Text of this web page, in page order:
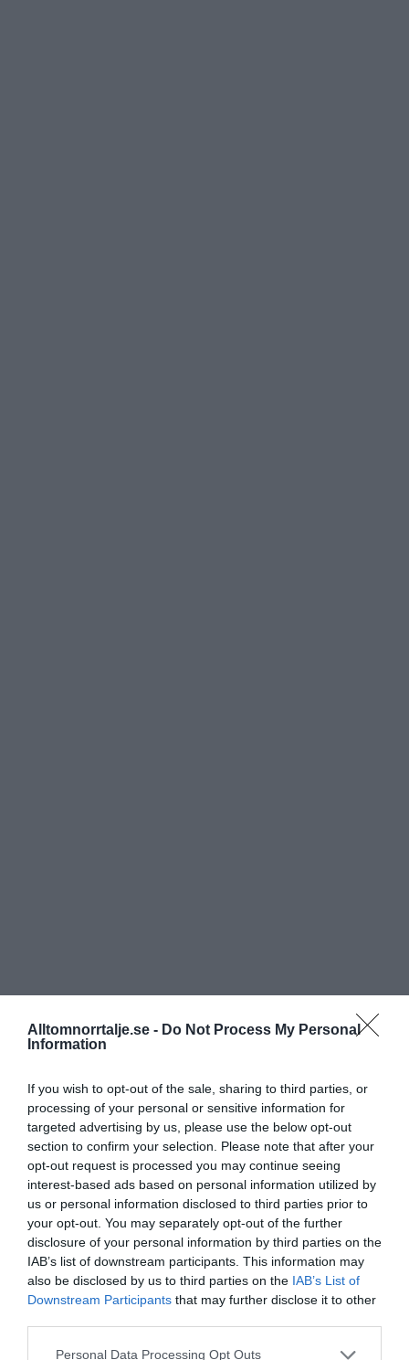
Alltomnorrtalje.se - Do Not Process My Personal
Information
If you wish to opt-out of the sale, sharing to third parties, or
processing of your personal or sensitive information for
targeted advertising by us, please use the below opt-out
section to confirm your selection. Please note that after your
opt-out request is processed you may continue seeing
interest-based ads based on personal information utilized by
us or personal information disclosed to third parties prior to
your opt-out. You may separately opt-out of the further
disclosure of your personal information by third parties on the
IAB’s list of downstream participants. This information may
also be disclosed by us to third parties on the IAB’s List of
Downstream Participants that may further disclose it to other
Personal Data Processing Opt Outs